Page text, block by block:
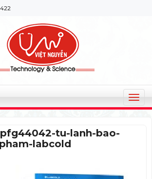
T
o
tu-lanh-bao-
labcold